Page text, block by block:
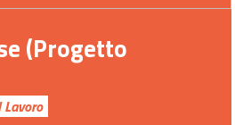
(Progetto